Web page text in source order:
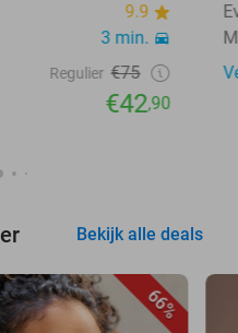
9.9
3 min.
Regulier €75
€42,90
Bekijk alle deals
66%